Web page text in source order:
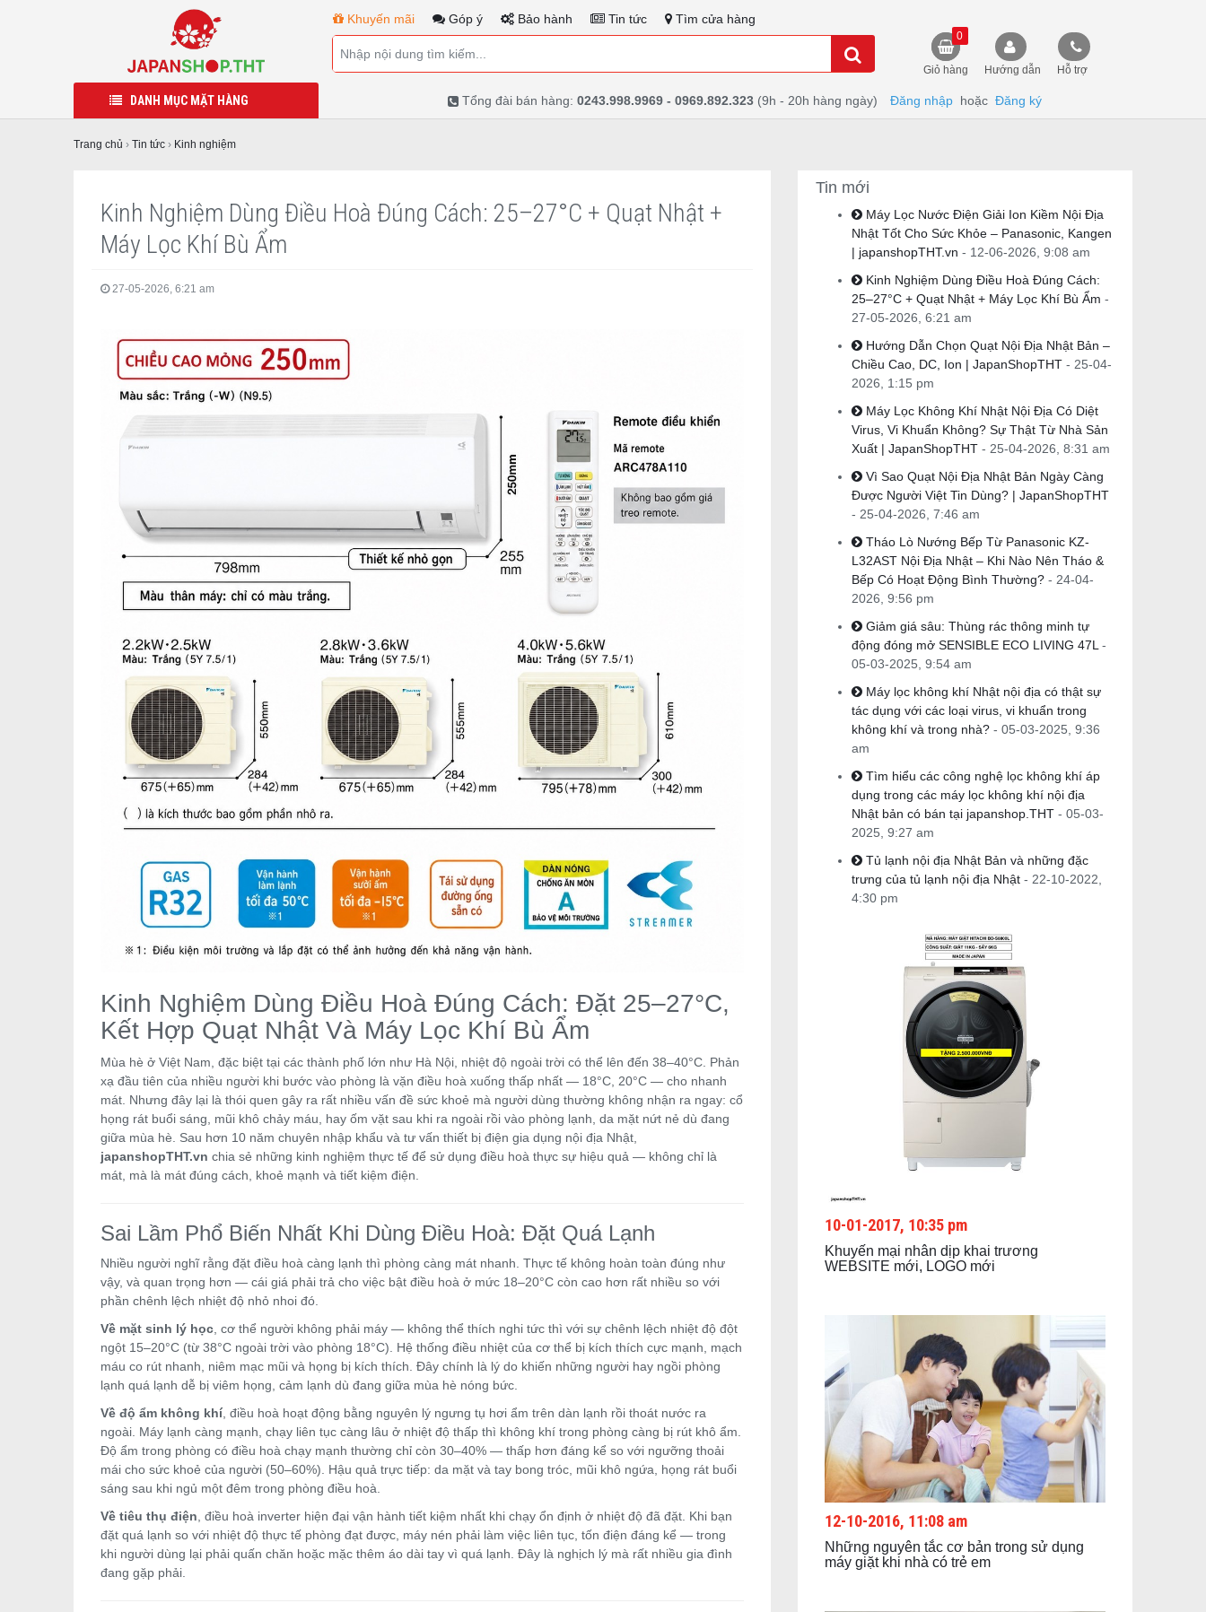
Khuyến mãi Góp ý Bảo hành Tin tức Tìm cửa hàng
Giỏ hàng
0
Hướng dẫn Hỗ trợ
DANH MỤC MẶT HÀNG Tổng đài bán hàng:0243.998.9969 - 0969.892.323 (9h - 20h hàng ngày) Đăng nhập hoặc Đăng ký
Trang chủ › Tin tức › Kinh nghiệm
Kinh Nghiệm Dùng Điều Hoà Đúng Cách: 25–27°C + Quạt Nhật +
Máy Lọc Khí Bù Ẩm
27-05-2026, 6:21 am
Kinh Nghiệm Dùng Điều Hoà Đúng Cách: Đặt 25–27°C,
Kết Hợp Quạt Nhật Và Máy Lọc Khí Bù Ẩm
Mùa hè ở Việt Nam, đặc biệt tại các thành phố lớn như Hà Nội, nhiệt độ ngoài trời có thể lên đến 38–40°C. Phản
xạ đầu tiên của nhiều người khi bước vào phòng là vặn điều hoà xuống thấp nhất — 18°C, 20°C — cho nhanh
mát. Nhưng đây lại là thói quen gây ra rất nhiều vấn đề sức khoẻ mà người dùng thường không nhận ra ngay: cổ
họng rát buổi sáng, mũi khô chảy máu, hay ốm vặt sau khi ra ngoài rồi vào phòng lạnh, da mặt nứt nẻ dù đang
giữa mùa hè. Sau hơn 10 năm chuyên nhập khẩu và tư vấn thiết bị điện gia dụng nội địa Nhật,
japanshopTHT.vn chia sẻ những kinh nghiệm thực tế để sử dụng điều hoà thực sự hiệu quả — không chỉ là
mát, mà là mát đúng cách, khoẻ mạnh và tiết kiệm điện.
Sai Lầm Phổ Biến Nhất Khi Dùng Điều Hoà: Đặt Quá Lạnh
Nhiều người nghĩ rằng đặt điều hoà càng lạnh thì phòng càng mát nhanh. Thực tế không hoàn toàn đúng như
vậy, và quan trọng hơn — cái giá phải trả cho việc bật điều hoà ở mức 18–20°C còn cao hơn rất nhiều so với
phần chênh lệch nhiệt độ nhỏ nhoi đó.
Về mặt sinh lý học , cơ thể người không phải máy — không thể thích nghi tức thì với sự chênh lệch nhiệt độ đột
ngột 15–20°C (từ 38°C ngoài trời vào phòng 18°C). Hệ thống điều nhiệt của cơ thể bị kích thích cực mạnh, mạch
máu co rút nhanh, niêm mạc mũi và họng bị kích thích. Đây chính là lý do khiến những người hay ngồi phòng
lạnh quá lạnh dễ bị viêm họng, cảm lạnh dù đang giữa mùa hè nóng bức.
Về độ ẩm không khí, điều hoà hoạt động bằng nguyên lý ngưng tụ hơi ẩm trên dàn lạnh rồi thoát nước ra
ngoài. Máy lạnh càng mạnh, chạy liên tục càng lâu ở nhiệt độ thấp thì không khí trong phòng càng bị rút khô ẩm.
Độ ẩm trong phòng có điều hoà chạy mạnh thường chỉ còn 30–40% — thấp hơn đáng kể so với ngưỡng thoải
mái cho sức khoẻ của người (50–60%). Hậu quả trực tiếp: da mặt và tay bong tróc, mũi khô ngứa, họng rát buổi
sáng sau khi ngủ một đêm trong phòng điều hoà.
Về tiêu thụ điện , điều hoà inverter hiện đại vận hành tiết kiệm nhất khi chạy ổn định ở nhiệt độ đã đặt. Khi bạn
đặt quá lạnh so với nhiệt độ thực tế phòng đạt được, máy nén phải làm việc liên tục, tốn điện đáng kể — trong
khi người dùng lại phải quấn chăn hoặc mặc thêm áo dài tay vì quá lạnh. Đây là nghịch lý mà rất nhiều gia đình
đang gặp phải.
Tin mới
Máy Lọc Nước Điện Giải Ion Kiềm Nội Địa
Nhật Tốt Cho Sức Khỏe – Panasonic, Kangen
| japanshopTHT.vn - 12-06-2026, 9:08 am
Kinh Nghiệm Dùng Điều Hoà Đúng Cách:
25–27°C + Quạt Nhật + Máy Lọc Khí Bù Ẩm -
27-05-2026, 6:21 am
Hướng Dẫn Chọn Quạt Nội Địa Nhật Bản –
Chiều Cao, DC, Ion | JapanShopTHT - 25-04-
2026, 1:15 pm
Máy Lọc Không Khí Nhật Nội Địa Có Diệt
Virus, Vi Khuẩn Không? Sự Thật Từ Nhà Sản
Xuất | JapanShopTHT - 25-04-2026, 8:31 am
Vì Sao Quạt Nội Địa Nhật Bản Ngày Càng
Được Người Việt Tin Dùng? | JapanShopTHT
- 25-04-2026, 7:46 am
Tháo Lò Nướng Bếp Từ Panasonic KZ-
L32AST Nội Địa Nhật – Khi Nào Nên Tháo &
Bếp Có Hoạt Động Bình Thường? - 24-04-
2026, 9:56 pm
Giảm giá sâu: Thùng rác thông minh tự
động đóng mở SENSIBLE ECO LIVING 47L -
05-03-2025, 9:54 am
Máy lọc không khí Nhật nội địa có thật sự
tác dụng với các loại virus, vi khuẩn trong
không khí và trong nhà? - 05-03-2025, 9:36
am
Tìm hiểu các công nghệ lọc không khí áp
dụng trong các máy lọc không khí nội địa
Nhật bản có bán tại japanshop.THT - 05-03-
2025, 9:27 am
Tủ lạnh nội địa Nhật Bản và những đặc
trưng của tủ lạnh nội địa Nhật - 22-10-2022,
4:30 pm
10-01-2017, 10:35 pm
Khuyến mại nhân dịp khai trương
WEBSITE mới, LOGO mới
12-10-2016, 11:08 am
Những nguyên tắc cơ bản trong sử dụng
máy giặt khi nhà có trẻ em